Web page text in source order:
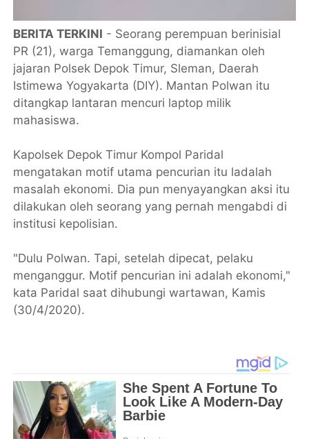
BERITA TERKINI - Seorang perempuan berinisial
PR (21), warga Temanggung, diamankan oleh
jajaran Polsek Depok Timur, Sleman, Daerah
Istimewa Yogyakarta (DIY). Mantan Polwan itu
ditangkap lantaran mencuri laptop milik
mahasiswa.
Kapolsek Depok Timur Kompol Paridal
mengatakan motif utama pencurian itu ladalah
masalah ekonomi. Dia pun menyayangkan aksi itu
dilakukan oleh seorang yang pernah mengabdi di
institusi kepolisian.
"Dulu Polwan. Tapi, setelah dipecat, pelaku
menganggur. Motif pencurian ini adalah ekonomi,"
kata Paridal saat dihubungi wartawan, Kamis
(30/4/2020).